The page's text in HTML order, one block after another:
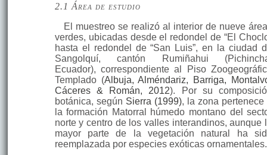
2.1 Área de estudio
El muestreo se realizó al interior de nueve
verdes, ubicadas desde el redondel de “El
hasta el redondel de “San Luis”, en la ciudad
Sangolquí, cantón Rumiñahui
Ecuador), correspondiente al Piso
Templado (Albuja, Alméndariz, Barriga,
Cáceres & Román, 2012). Por su
botánica, según Sierra (1999), la zona pertenece
la formación Matorral húmedo montano del
norte y centro de los valles interandinos, aunque
mayor parte de la vegetación natural ha
reemplazada por especies exóticas ornamentales.